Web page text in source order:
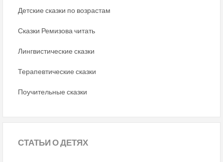
Детские сказки по возрастам
Сказки Ремизова читать
Лингвистические сказки
Терапевтические сказки
Поучительные сказки
СТАТЬИО ДЕТЯХ